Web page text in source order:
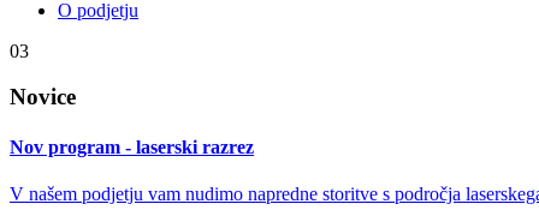
O podjetju
03
Novice
Nov program - laserski razrez
V našem podjetju vam nudimo napredne storitve s področja